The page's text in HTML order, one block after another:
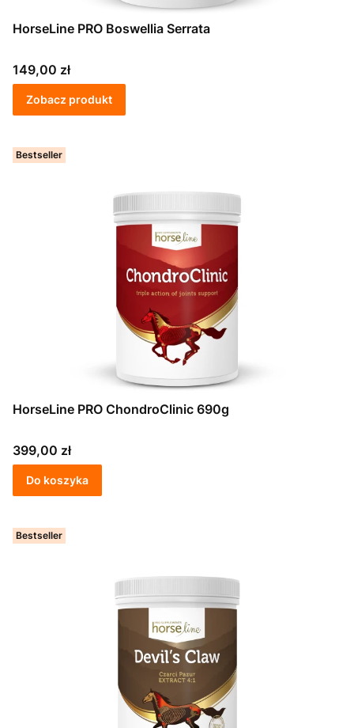
HorseLine PRO Boswellia Serrata
Cena
149,00 zł
Zobacz produkt
Bestseller
HorseLine PRO ChondroClinic 690g
Cena
399,00 zł
Do koszyka
Bestseller